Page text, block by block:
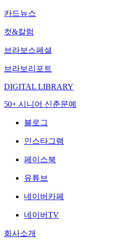
카드뉴스
컷&칼럼
브라보스페셜
브라보리포트
DIGITAL LIBRARY
50+ 시니어 신춘문예
블로그
인스타그램
페이스북
유튜브
네이버카페
네이버TV
회사소개